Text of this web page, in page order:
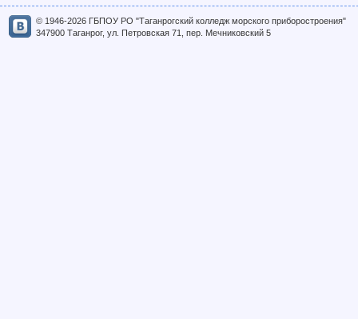
© 1946-2026 ГБПОУ РО "Таганрогский колледж морского приборостроения"
347900 Таганрог, ул. Петровская 71, пер. Мечниковский 5